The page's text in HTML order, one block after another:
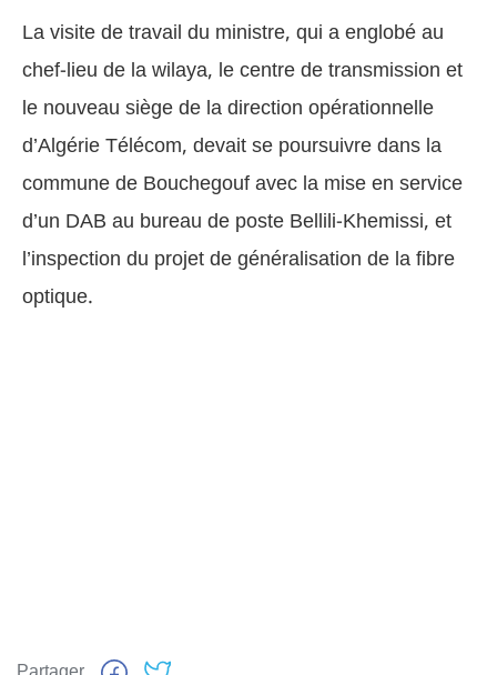
La visite de travail du ministre, qui a englobé au
chef-lieu de la wilaya, le centre de transmission et
le nouveau siège de la direction opérationnelle
d’Algérie Télécom, devait se poursuivre dans la
commune de Bouchegouf avec la mise en service
d’un DAB au bureau de poste Bellili-Khemissi, et
l’inspection du projet de généralisation de la fibre
optique.